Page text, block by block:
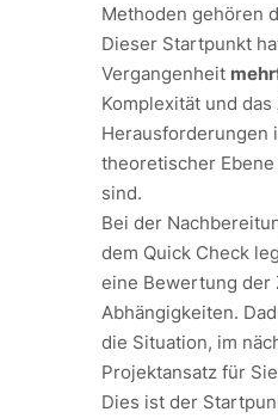
Methoden gehören
Dieser Startpunkt
Vergangenheit
Komplexität und
Herausforderungen
theoretischer
sind.
Bei der
dem Quick Check
eine Bewertung der
Abhängigkeiten.
die Situation, im
Projektansatz für
Dies ist der